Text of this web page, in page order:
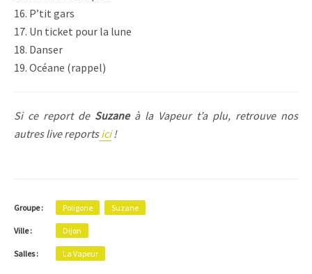
16. P’tit gars
17. Un ticket pour la lune
18. Danser
19. Océane (rappel)
Si ce report de Suzane à la Vapeur t’a plu, retrouve nos
autres live reportsici!
Groupe : Poligone Suzane
Ville : Dijon
Salles : La Vapeur